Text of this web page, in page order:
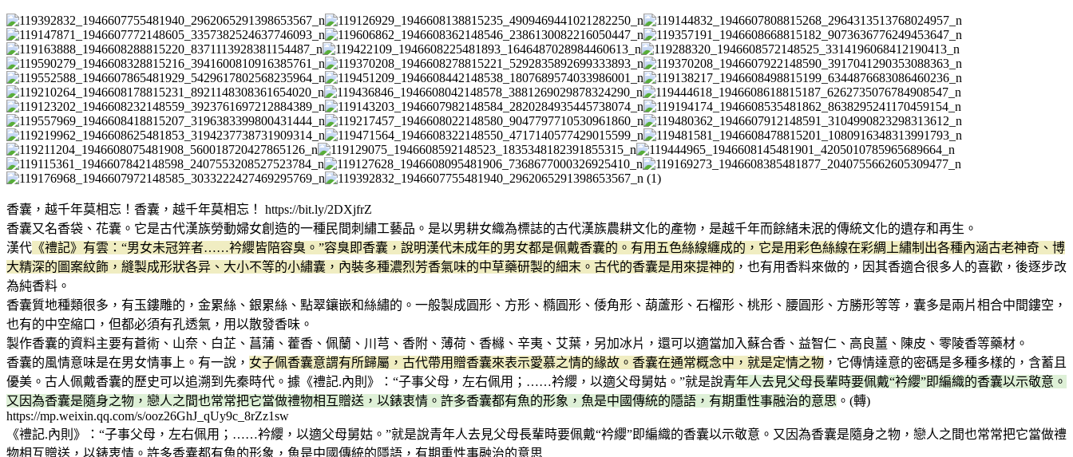
香囊，越千年莫相忘！香囊，越千年莫相忘！ https://bit.ly/2DXjfrZ
香囊又名香袋、花囊。它是古代漢族勞動婦女創造的一種民間刺繡工藝品。是以男耕女織為標誌的古代漢族農耕文化的產物，是越千年而餘緒未泯的傳統文化的遺存和再生。
漢代 《禮記》有雲：“男女未冠笄者……衿纓皆陪容臭。”容臭即香囊，說明漢代未成年的男女都是佩戴香囊的。有用五色絲線纏成的，它是用彩色絲線在彩綢上繡制出各種內涵古老神奇、博
大精深的圖案紋飾，縫製成形狀各异、大小不等的小繡囊，內裝多種濃烈芳香氣味的中草藥研製的細末。古代的香囊是用來提神的 ，也有用香料來做的，因其香適合很多人的喜歡，後逐步改
為純香料。
香囊質地種類很多，有玉鏤雕的，金累絲、銀累絲、點翠鑲嵌和絲繡的。一般製成圓形、方形、橢圓形、倭角形、葫蘆形、石榴形、桃形、腰圓形、方勝形等等，囊多是兩片相合中間鏤空，
也有的中空縮口，但都必須有孔透氣，用以散發香味。
製作香囊的資料主要有蒼術、山奈、白芷、菖蒲、藿香、佩蘭、川芎、香附、薄荷、香櫞、辛夷、艾葉，另加冰片，還可以適當加入蘇合香、益智仁、高良薑、陳皮、零陵香等藥材。
香囊的風情意味是在男女情事上。有一說， 女子佩香囊意謂有所歸屬，古代帶用贈香囊來表示愛慕之情的緣故。香囊在通常概念中，就是定情之物 ，它傳情達意的密碼是多種多樣的，含蓄且
優美。古人佩戴香囊的歷史可以追溯到先秦時代。據《禮記.內則》：“子事父母，左右佩用；……衿纓，以適父母舅姑。”就是說青年人去見父母長輩時要佩戴“衿纓”即編織的香囊以示敬意。
又因為香囊是隨身之物，戀人之間也常常把它當做禮物相互贈送，以錶衷情。許多香囊都有魚的形象，魚是中國傳統的隱語，有期重性事融治的意思 。(轉)
https://mp.weixin.qq.com/s/ooz26GhJ_qUy9c_8rZz1sw
《禮記.內則》：“子事父母，左右佩用；……衿纓，以適父母舅姑。”就是說青年人去見父母長輩時要佩戴“衿纓”即編織的香囊以示敬意。又因為香囊是隨身之物，戀人之間也常常把它當做禮
物相互贈送，以錶衷情。許多香囊都有魚的形象，魚是中國傳統的隱語，有期重性事融治的意思